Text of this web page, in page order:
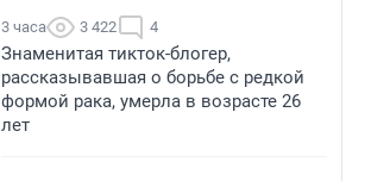
3 часа 3 422 4
Знаменитая тикток-блогер,
рассказывавшая о борьбе с редкой
формой рака, умерла в возрасте 26
лет